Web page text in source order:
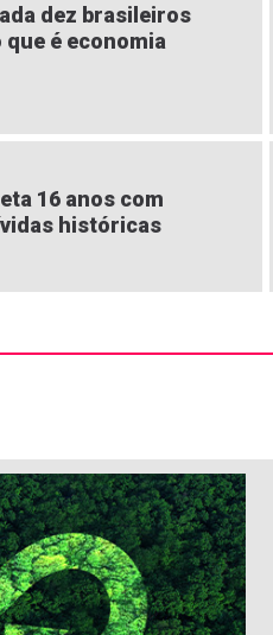
dez brasileiros
que é economia
16 anos com
históricas